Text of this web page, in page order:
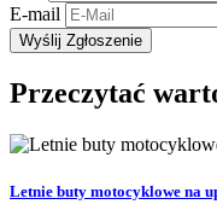
E-mail
Przeczytać
Letnie buty motocyklowe na